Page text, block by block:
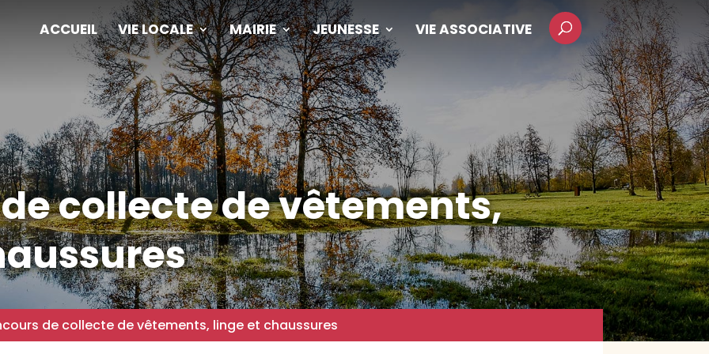
ACCUEIL VIE LOCALE MAIRIE JEUNESSE VIE ASSOCIATIVE
collecte de vêtements,
de collecte de vêtements, linge et chaussures